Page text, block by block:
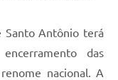
Santo Antônio terá
das
nacional. A